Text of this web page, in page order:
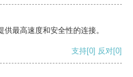
最高速度和安全性的连接。
支持[0] 反对[0]